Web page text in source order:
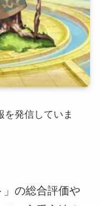
を発信していま
の総合評価や